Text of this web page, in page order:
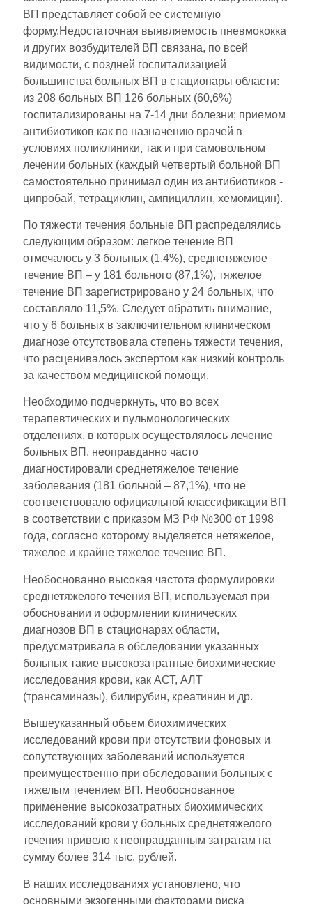
ВП представляет собой ее системную
форму.Недостаточная выявляемость пневмококка
и других возбудителей ВП связана, по всей
видимости, с поздней госпитализацией
большинства больных ВП в стационары области:
из 208 больных ВП 126 больных (60,6%)
госпитализированы на 7-14 дни болезни; приемом
антибиотиков как по назначению врачей в
условиях поликлиники, так и при самовольном
лечении больных (каждый четвертый больной ВП
самостоятельно принимал один из антибиотиков -
ципробай, тетрациклин, ампициллин, хемомицин).
По тяжести течения больные ВП распределялись
следующим образом: легкое течение ВП
отмечалось у 3 больных (1,4%), среднетяжелое
течение ВП – у 181 больного (87,1%), тяжелое
течение ВП зарегистрировано у 24 больных, что
составляло 11,5%. Следует обратить внимание,
что у 6 больных в заключительном клиническом
диагнозе отсутствовала степень тяжести течения,
что расценивалось экспертом как низкий контроль
за качеством медицинской помощи.
Необходимо подчеркнуть, что во всех
терапевтических и пульмонологических
отделениях, в которых осуществлялось лечение
больных ВП, неоправданно часто
диагностировали среднетяжелое течение
заболевания (181 больной – 87,1%), что не
соответствовало официальной классификации ВП
в соответствии с приказом МЗ РФ №300 от 1998
года, согласно которому выделяется нетяжелое,
тяжелое и крайне тяжелое течение ВП.
Необоснованно высокая частота формулировки
среднетяжелого течения ВП, используемая при
обосновании и оформлении клинических
диагнозов ВП в стационарах области,
предусматривала в обследовании указанных
больных такие высокозатратные биохимические
исследования крови, как АСТ, АЛТ
(трансаминазы), билирубин, креатинин и др.
Вышеуказанный объем биохимических
исследований крови при отсутствии фоновых и
сопутствующих заболеваний используется
преимущественно при обследовании больных с
тяжелым течением ВП. Необоснованное
применение высокозатратных биохимических
исследований крови у больных среднетяжелого
течения привело к неоправданным затратам на
сумму более 314 тыс. рублей.
В наших исследованиях установлено, что
основными экзогенными факторами риска